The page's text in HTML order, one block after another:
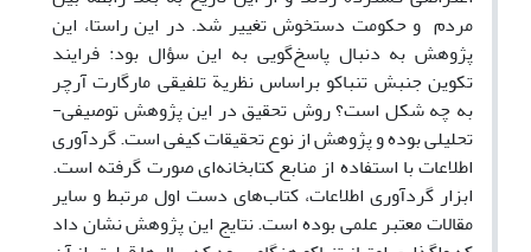
مردم و حکومت دستخوش تغییر شد. در این راستا، این
پژوهش به دنبال پاسخ‌گویی به این سؤال بود: فرایند
تکوین جنبش تنباکو بر‌اساس نظریة تلفیقی مارگارت آرچر
به چه شکل است؟ روش تحقیق در این پژوهش توصیفی-
تحلیلی بوده و پژوهش از نوع تحقیقات کیفی است. گردآوری
اطلاعات با استفاده از منابع کتابخانه‌ای صورت گرفته است.
ابزار گردآوری اطلاعات، کتاب‌های دست اول مرتبط و سایر
مقالات معتبر علمی بوده است. نتایج این پژوهش نشان داد